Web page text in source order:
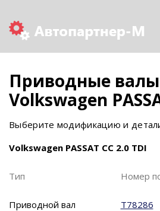
Приводные
Volkswagen
Выберите модификацию и
Volkswagen PASSAT CC 2.0 TDI
Тип
Номер
Приводной вал T78286